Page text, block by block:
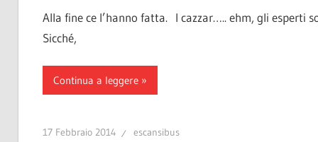
Alla fine ce l’hanno fatta. I cazzar….. ehm, gli esperti
Sicché,
Continua a leggere
17 Febbraio 2014 escansibus